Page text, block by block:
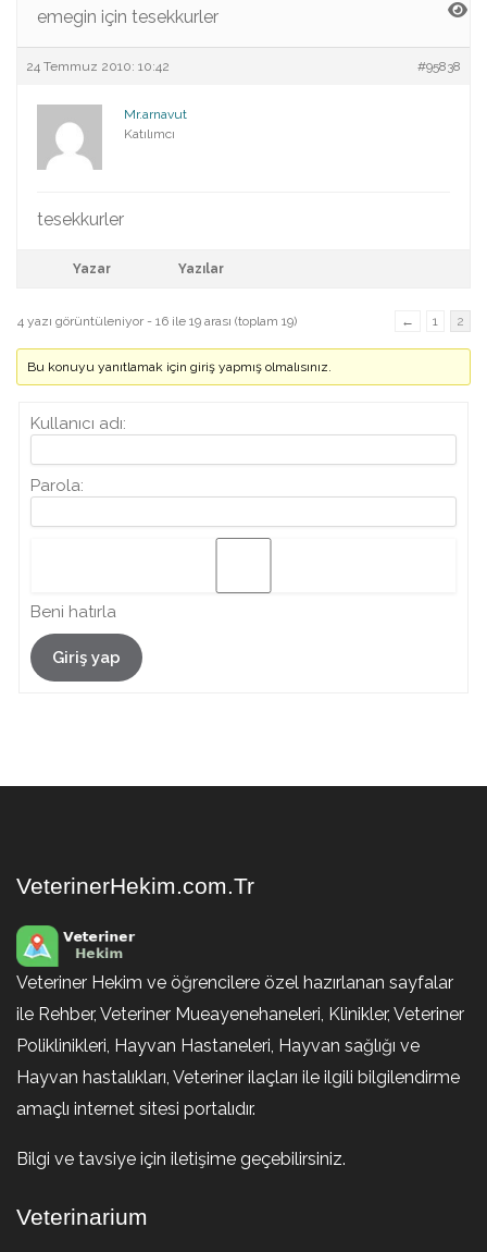
emegin için tesekkurler
24 Temmuz 2010: 10:42 #95838
Mr.arnavut
Katılımcı
tesekkurler
Yazar Yazılar
4 yazı görüntüleniyor - 16 ile 19 arası (toplam 19) ← 1 2
Bu konuyu yanıtlamak için giriş yapmış olmalısınız.
Kullanıcı adı:
Parola:
Beni hatırla
Giriş yap
VeterinerHekim.com.Tr
Veteriner Hekim ve öğrencilere özel hazırlanan sayfalar
ile Rehber, Veteriner Mueayenehaneleri, Klinikler, Veteriner
Poliklinikleri, Hayvan Hastaneleri, Hayvan sağlığı ve
Hayvan hastalıkları, Veteriner ilaçları ile ilgili bilgilendirme
amaçlı internet sitesi portalıdır.
Bilgi ve tavsiye için iletişime geçebilirsiniz.
Veterinarium